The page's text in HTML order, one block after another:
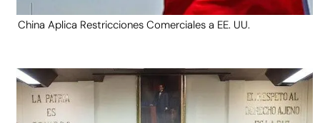
China Aplica Restricciones Comerciales a EE. UU.